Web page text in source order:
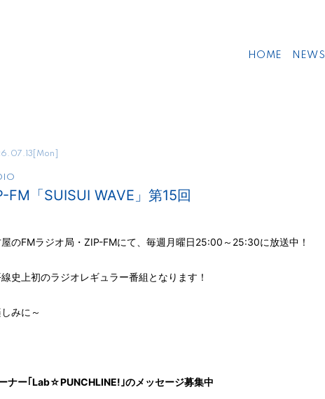
HOME NEWS
[Mon]
FM「SUISUI WAVE」第15回
のFMラジオ局・ZIP-FMにて、毎週月曜日25:00～25:30に放送中！
史上初のラジオレギュラー番組となります！
みに～
ナー｢Lab☆PUNCHLINE!｣のメッセージ募集中